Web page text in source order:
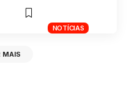
NOTÍCIAS
MAIS